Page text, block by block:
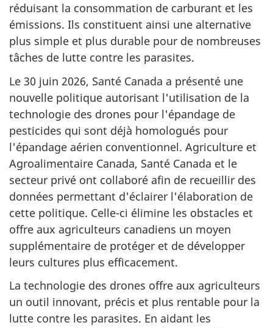
réduisant la consommation de carburant et les
émissions. Ils constituent ainsi une alternative
plus simple et plus durable pour de nombreuses
tâches de lutte contre les parasites.
Le 30 juin 2026, Santé Canada a présenté une
nouvelle politique autorisant l'utilisation de la
technologie des drones pour l'épandage de
pesticides qui sont déjà homologués pour
l'épandage aérien conventionnel. Agriculture et
Agroalimentaire Canada, Santé Canada et le
secteur privé ont collaboré afin de recueillir des
données permettant d'éclairer l'élaboration de
cette politique. Celle-ci élimine les obstacles et
offre aux agriculteurs canadiens un moyen
supplémentaire de protéger et de développer
leurs cultures plus efficacement.
La technologie des drones offre aux agriculteurs
un outil innovant, précis et plus rentable pour la
lutte contre les parasites. En aidant les